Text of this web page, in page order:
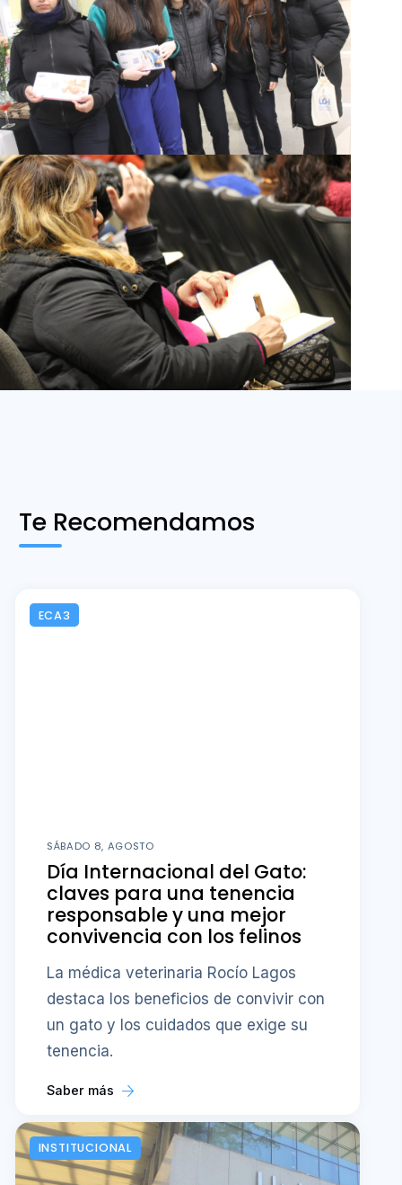
Te Recomendamos
ECA3
SÁBADO 8, AGOSTO
Día Internacional del Gato:
claves para una tenencia
responsable y una mejor
convivencia con los felinos
La médica veterinaria Rocío Lagos
destaca los beneficios de convivir con
un gato y los cuidados que exige su
tenencia.
Saber más
INSTITUCIONAL